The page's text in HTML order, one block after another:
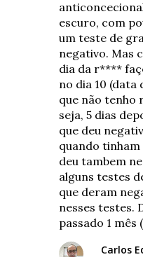
escuro, com
um teste de
negativo. Mas
dia da r****
no dia 10
que não tenho
seja, 5 dias
que deu
quando tinham
deu tambem
alguns testes
que deram
nesses testes.
passado 1 mês
Carlos